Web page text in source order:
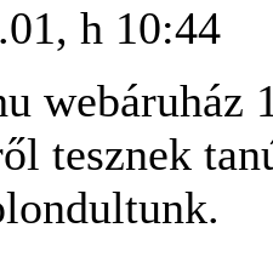
h 10:44
webáruház
tesznek